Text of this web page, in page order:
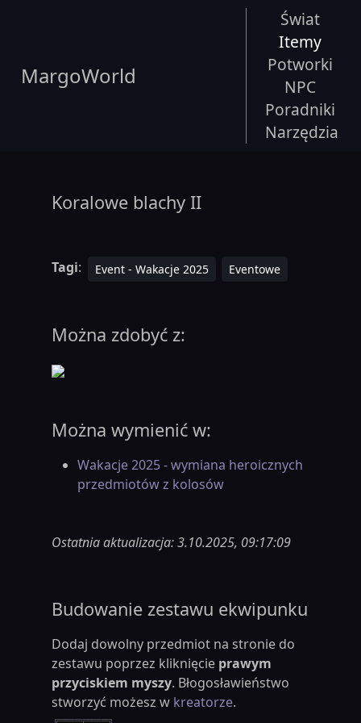
MargoWorld
Świat
Itemy
Potworki
NPC
Poradniki
Narzędzia
Koralowe blachy II
Tagi: Event - Wakacje 2025 Eventowe
Można zdobyć z:
Można wymienić w:
Wakacje 2025 - wymiana heroicznych
przedmiotów z kolosów
Ostatnia aktualizacja: 3.10.2025, 09:17:09
Budowanie zestawu ekwipunku
Dodaj dowolny przedmiot na stronie do
zestawu poprzez kliknięcie prawym
przyciskiem myszy. Błogosławieństwo
stworzyć możesz w kreatorze.